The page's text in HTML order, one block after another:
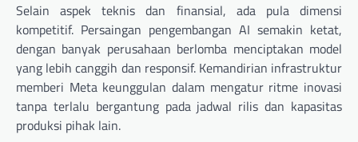
Selain aspek teknis dan finansial, ada pula dimensi
kompetitif. Persaingan pengembangan AI semakin ketat,
dengan banyak perusahaan berlomba menciptakan model
yang lebih canggih dan responsif. Kemandirian infrastruktur
memberi Meta keunggulan dalam mengatur ritme inovasi
tanpa terlalu bergantung pada jadwal rilis dan kapasitas
produksi pihak lain.